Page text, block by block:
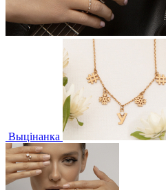
Выцінанка